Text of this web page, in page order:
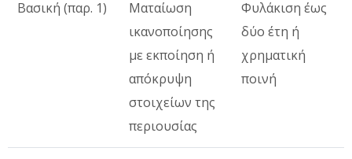
Βασική (παρ. 1)
Ματαίωση
ικανοποίησης
με εκποίηση ή
απόκρυψη
στοιχείων της
περιουσίας
Φυλάκιση έως
δύο έτη ή
χρηματική
ποινή